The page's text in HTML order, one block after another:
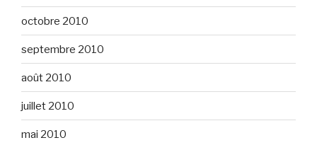
octobre 2010
septembre 2010
août 2010
juillet 2010
mai 2010